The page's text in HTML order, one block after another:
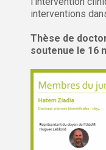
interventions
Thèse de
soutenue le 16